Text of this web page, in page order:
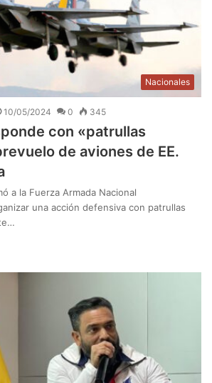
Nacionales
10/05/2024 0 345
con «patrullas
de aviones de EE.
a la Fuerza Armada Nacional
una acción defensiva con patrullas